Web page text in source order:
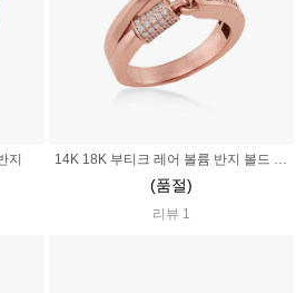
지
(품절)
리뷰 1